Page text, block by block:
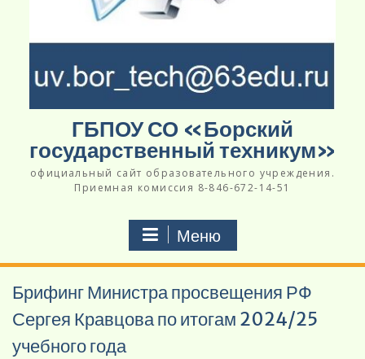
ГБПОУ СО «Борский
государственный техникум»
официальный сайт образовательного учреждения.
Приемная комиссия 8-846-672-14-51
Меню
Брифинг Министра просвещения РФ
Сергея Кравцова по итогам 2024/25
учебного года